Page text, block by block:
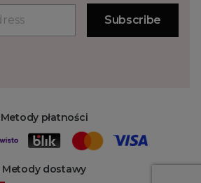
Metody płatności
Metody dostawy